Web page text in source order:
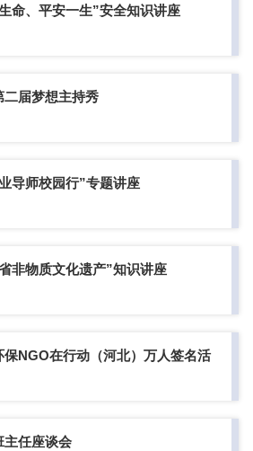
命、平安一生”安全知识讲座
届梦想主持秀
导师校园行”专题讲座
非物质文化遗产”知识讲座
NGO在行动（河北）万人签名活
主任座谈会